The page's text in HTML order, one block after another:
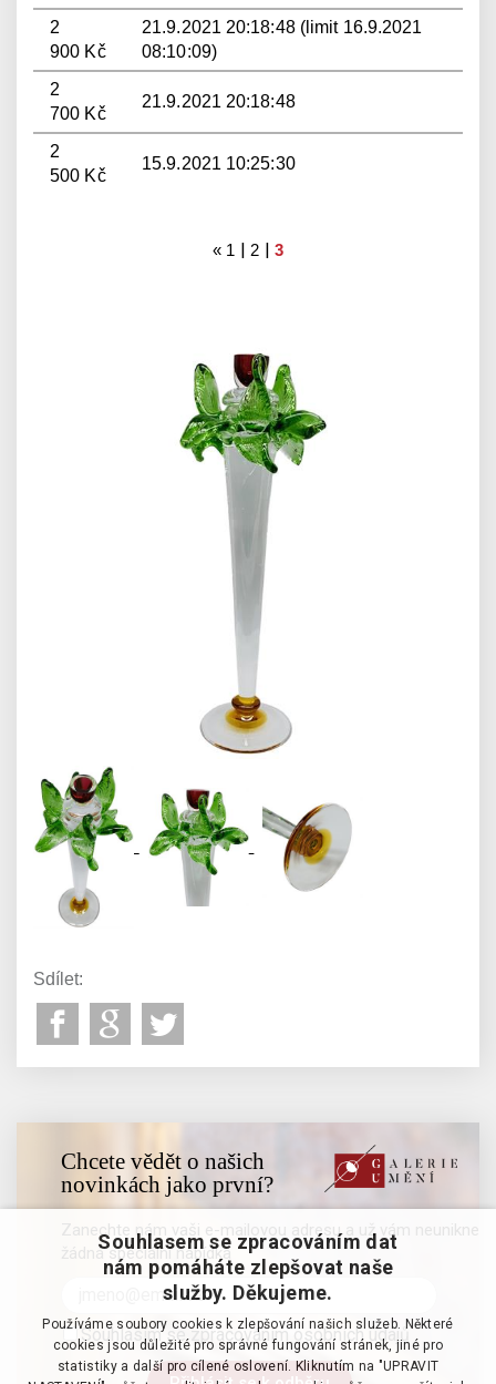
2
900 Kč
21.9.2021 20:18:48 (limit 16.9.2021
08:10:09)
2
700 Kč
21.9.2021 20:18:48
2
500 Kč
15.9.2021 10:25:30
« 1 | 2 | 3
Sdílet:
Chcete vědět o našich
novinkách jako první?
Zanechte nám vaši e-mailovou adresu a už vám neunikne
žádná speciální nabídka
Souhlasím se zpracováním osobních údajů
Souhlasem se zpracováním dat
nám pomáháte zlepšovat naše
služby. Děkujeme.
Používáme soubory cookies k zlepšování našich služeb. Některé
cookies jsou důležité pro správné fungování stránek, jiné pro
statistiky a další pro cílené oslovení. Kliknutím na "UPRAVIT